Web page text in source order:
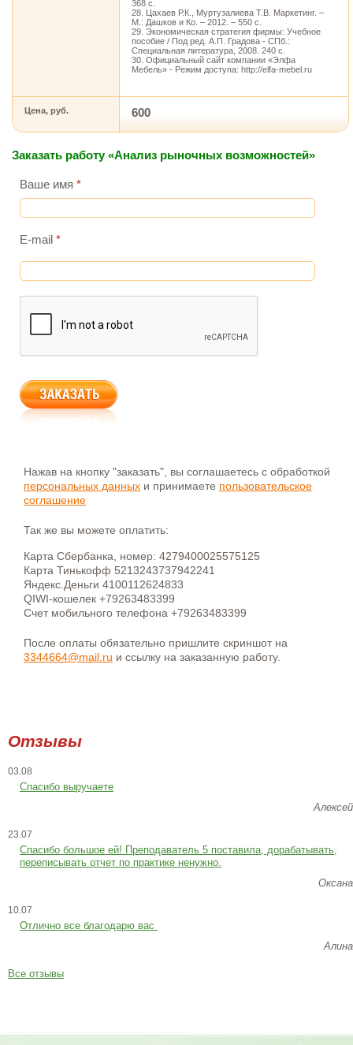
368 с.
28. Цахаев Р.К., Муртузалиева Т.В. Маркетинг. –
М.: Дашков и Ко. – 2012. – 550 с.
29. Экономическая стратегия фирмы: Учебное
пособие / Под ред. А.П. Градова - СПб.:
Специальная литература, 2008. 240 с.
30. Официальный сайт компании «Элфа
Мебель» - Режим доступа: http://elfa-mebel.ru
Цена, руб. 600
Заказать работу «Анализ рыночных возможностей»
Ваше имя *
E-mail *
Нажав на кнопку "заказать", вы соглашаетесь с обработкой
персональных данных и принимаете пользовательское
соглашение
Так же вы можете оплатить:
Карта Сбербанка, номер: 4279400025575125
Карта Тинькофф 5213243737942241
Яндекс.Деньги 4100112624833
QIWI-кошелек +79263483399
Счет мобильного телефона +79263483399
После оплаты обязательно пришлите скриншот на
3344664@mail.ru и ссылку на заказанную работу.
Отзывы
03.08
Спасибо выручаете
Алексей
23.07
Cпасибо большое ей! Преподаватель 5 поставила, дорабатывать,
переписывать отчет по практике ненужно.
Оксана
10.07
Отлично все благодарю вас
Алина
Все отзывы